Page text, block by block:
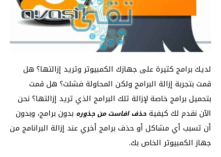
لديك برامج كثيرة على جهازك الكمبيوتر وتريد إزالتها؟ هل
قمت بتجربة إزالة البرامج ولكن المحاولة فشلت؟ هل قمت
بتحميل برامج خاصة لإزالة تلك البرامج الذي تريد إزالتها؟ نحن
الآن نقدم لك كيفية حذف افاست من جذوره بدون برامج، وبدون
أن تسبب أي مشاكل أو حذف برامج أخري عند إزالة البرانامج من
جهاز الكمبيوتر الخاص بك.